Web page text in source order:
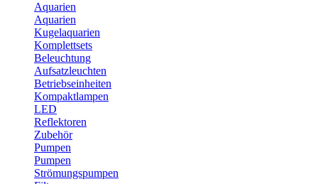
Aquarien
Aquarien
Kugelaquarien
Komplettsets
Beleuchtung
Aufsatzleuchten
Betriebseinheiten
Kompaktlampen
LED
Reflektoren
Zubehör
Pumpen
Pumpen
Strömungspumpen